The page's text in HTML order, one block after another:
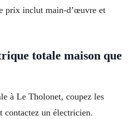
prix inclut main-d’œuvre et
totale maison que
à Le Tholonet, coupez les
contactez un électricien.